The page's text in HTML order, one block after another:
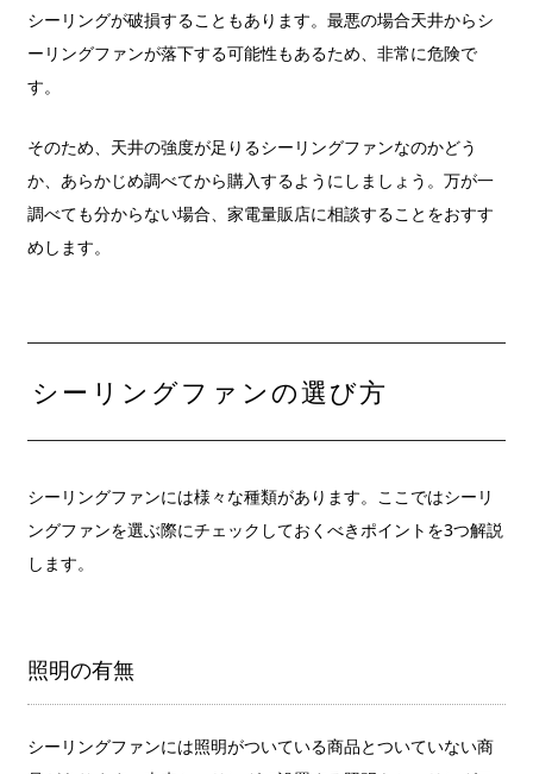
シーリングが破損することもあります。最悪の場合天井からシ
ーリングファンが落下する可能性もあるため、非常に危険で
す。
そのため、天井の強度が足りるシーリングファンなのかどう
か、あらかじめ調べてから購入するようにしましょう。万が一
調べても分からない場合、家電量販店に相談することをおすす
めします。
シーリングファンの選び方
シーリングファンには様々な種類があります。ここではシーリ
ングファンを選ぶ際にチェックしておくべきポイントを3つ解説
します。
照明の有無
シーリングファンには照明がついている商品とついていない商